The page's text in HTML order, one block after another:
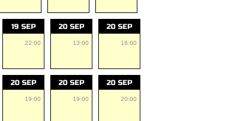
19 SEP
22:00
20 SEP
13:00
20 SEP
16:00
20 SEP
19:00
20 SEP
19:00
20 SEP
20:00